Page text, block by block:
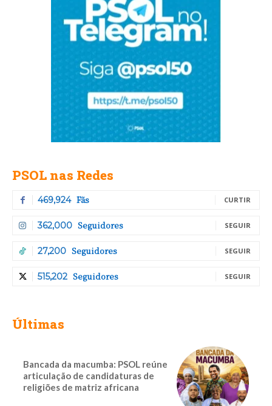
PSOL nas Redes
469,924 Fãs CURTIR
362,000 Seguidores SEGUIR
27,200 Seguidores SEGUIR
515,202 Seguidores SEGUIR
Últimas
Bancada da macumba: PSOL reúne
articulação de candidaturas de
religiões de matriz africana